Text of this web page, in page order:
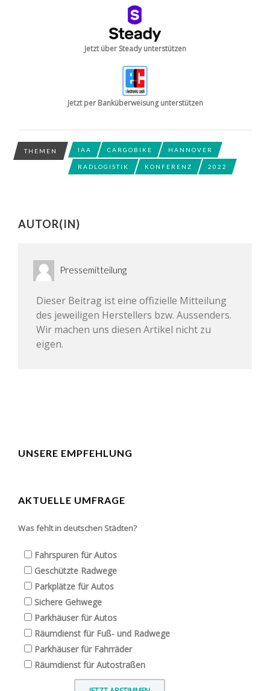
Jetzt über Steady unterstützen
Jetzt per Banküberweisung unterstützen
THEMEN IAA CARGOBIKE HANNOVER
RADLOGISTIK KONFERENZ 2022
AUTOR(IN)
Pressemitteilung
Dieser Beitrag ist eine offizielle Mitteilung
des jeweiligen Herstellers bzw. Aussenders.
Wir machen uns diesen Artikel nicht zu
eigen.
UNSERE EMPFEHLUNG
AKTUELLE UMFRAGE
Was fehlt in deutschen Städten?
Fahrspuren für Autos
Geschützte Radwege
Parkplätze für Autos
Sichere Gehwege
Parkhäuser für Autos
Räumdienst für Fuß- und Radwege
Parkhäuser für Fahrräder
Räumdienst für Autostraßen